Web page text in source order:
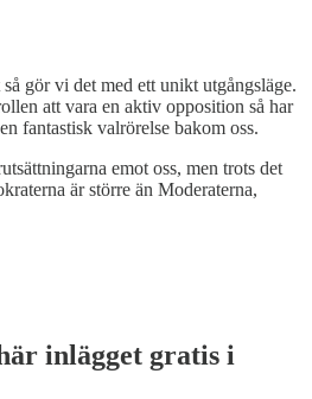
gör vi det med ett unikt utgångsläge.
att vara en aktiv opposition så har
fantastisk valrörelse bakom oss.
emot oss, men trots det
är större än Moderaterna,
inlägget gratis i